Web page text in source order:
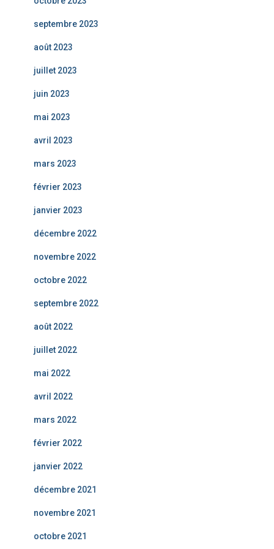
septembre 2023
août 2023
juillet 2023
juin 2023
mai 2023
avril 2023
mars 2023
février 2023
janvier 2023
décembre 2022
novembre 2022
octobre 2022
septembre 2022
août 2022
juillet 2022
mai 2022
avril 2022
mars 2022
février 2022
janvier 2022
décembre 2021
novembre 2021
octobre 2021